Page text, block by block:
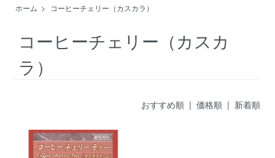
ホーム > コーヒーチェリー（カスカラ）
コーヒーチェリー（カスカ
ラ）
おすすめ順 | 価格順| 新着順